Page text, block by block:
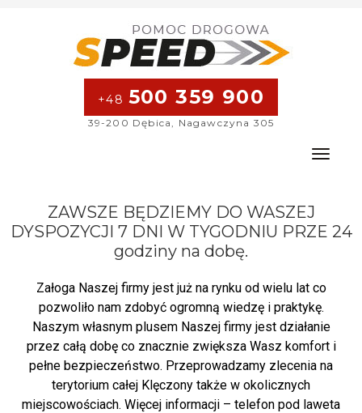
+48 500 359 900
39-200 Dębica, Nagawczyna 305
Toggle
ZAWSZE BĘDZIEMY DO WASZEJ
DYSPOZYCJI 7 DNI W TYGODNIU PRZE 24
godziny na dobę.
Załoga Naszej firmy jest już na rynku od wielu lat co
pozwoliło nam zdobyć ogromną wiedzę i praktykę.
Naszym własnym plusem Naszej firmy jest działanie
przez całą dobę co znacznie zwiększa Wasz komfort i
pełne bezpieczeństwo. Przeprowadzamy zlecenia na
terytorium całej Klęczony także w okolicznych
miejscowościach. Więcej informacji – telefon pod laweta